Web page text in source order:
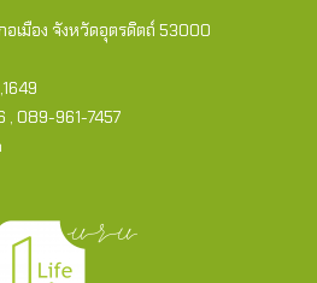
เมือง จังหวัดอุตรดิตถ์ 53000
, 089-961-7457